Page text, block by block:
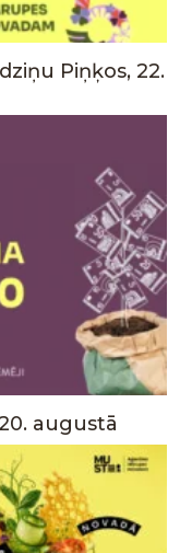
Piņķos, 22.
augustā